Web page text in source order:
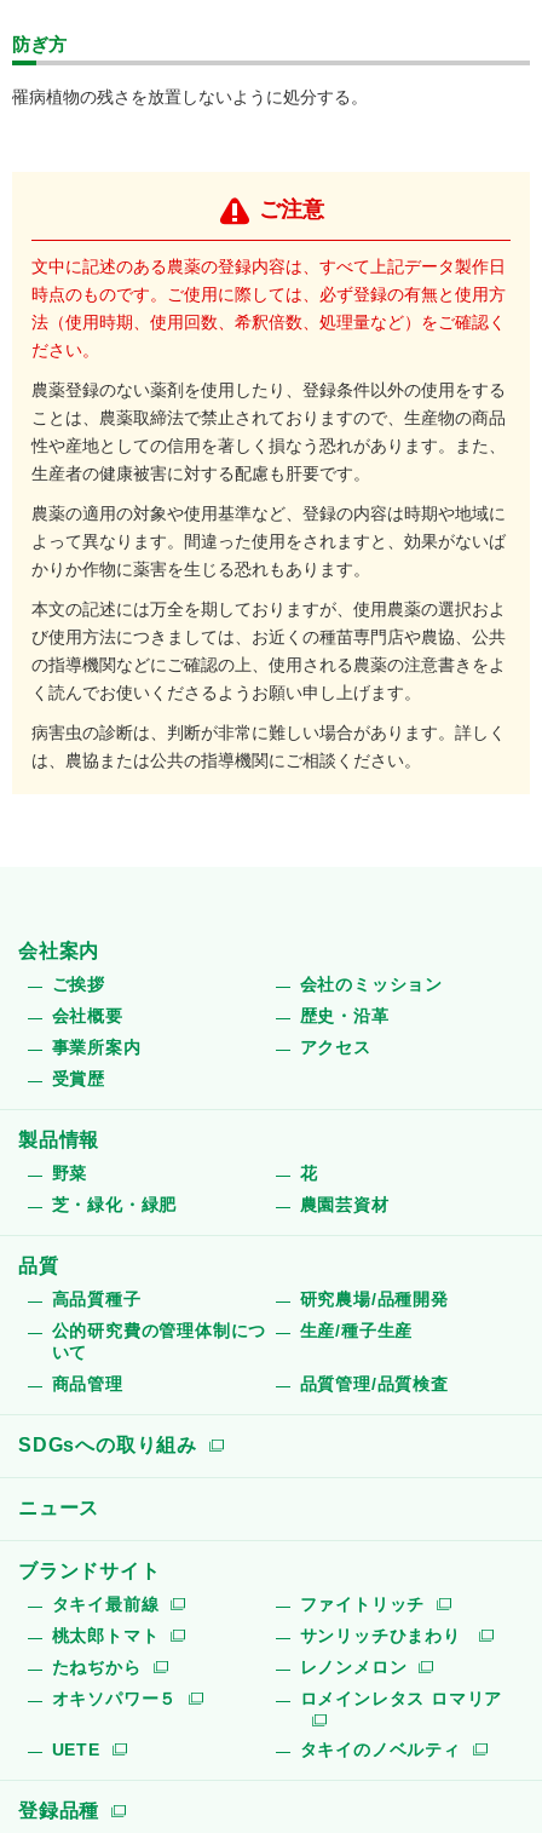
防ぎ方
罹病植物の残さを放置しないように処分する。
ご注意
文中に記述のある農薬の登録内容は、すべて上記データ製作日
時点のものです。ご使用に際しては、必ず登録の有無と使用方
法（使用時期、使用回数、希釈倍数、処理量など）をご確認く
ださい。
農薬登録のない薬剤を使用したり、登録条件以外の使用をする
ことは、農薬取締法で禁止されておりますので、生産物の商品
性や産地としての信用を著しく損なう恐れがあります。また、
生産者の健康被害に対する配慮も肝要です。
農薬の適用の対象や使用基準など、登録の内容は時期や地域に
よって異なります。間違った使用をされますと、効果がないば
かりか作物に薬害を生じる恐れもあります。
本文の記述には万全を期しておりますが、使用農薬の選択およ
び使用方法につきましては、お近くの種苗専門店や農協、公共
の指導機関などにご確認の上、使用される農薬の注意書きをよ
く読んでお使いくださるようお願い申し上げます。
病害虫の診断は、判断が非常に難しい場合があります。詳しく
は、農協または公共の指導機関にご相談ください。
会社案内
ご挨拶
会社のミッション
会社概要
歴史・沿革
事業所案内
アクセス
受賞歴
製品情報
野菜
花
芝・緑化・緑肥
農園芸資材
品質
高品質種子
研究農場/品種開発
公的研究費の管理体制につ
いて
生産/種子生産
商品管理 品質管理/品質検査
SDGsへの取り組み
ニュース
ブランドサイト
タキイ最前線
ファイトリッチ
桃太郎トマト
サンリッチひまわり
たねぢから
レノンメロン
オキソパワー５
ロメインレタス ロマリア
UETE タキイのノベルティ
登録品種